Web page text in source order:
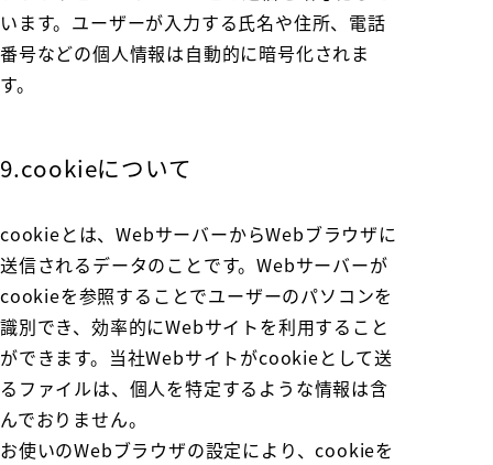
います。ユーザーが入力する氏名や住所、電話
番号などの個人情報は自動的に暗号化されま
す。
9.cookieについて
cookieとは、WebサーバーからWebブラウザに
送信されるデータのことです。Webサーバーが
cookieを参照することでユーザーのパソコンを
識別でき、効率的にWebサイトを利用すること
ができます。当社Webサイトがcookieとして送
るファイルは、個人を特定するような情報は含
んでおりません。
お使いのWebブラウザの設定により、cookieを